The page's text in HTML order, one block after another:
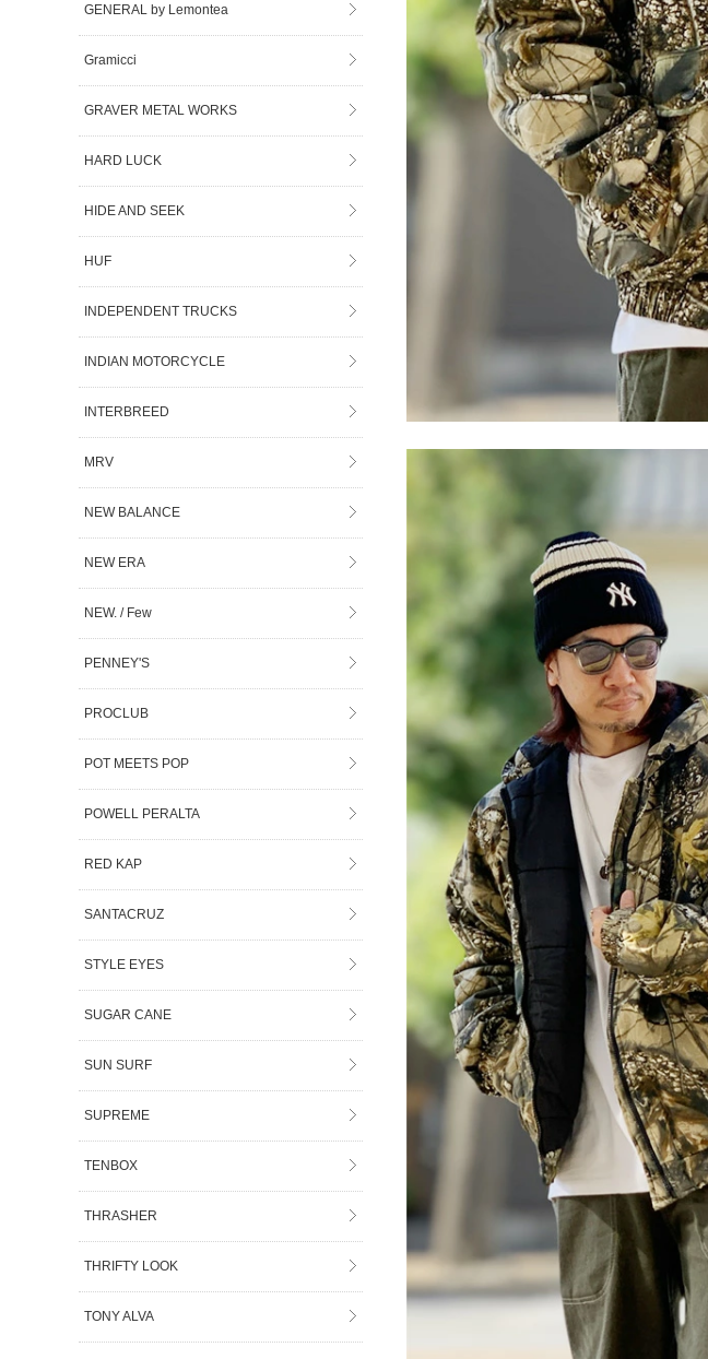
GENERAL by Lemontea
Gramicci
GRAVER METAL WORKS
HARD LUCK
HIDE AND SEEK
HUF
INDEPENDENT TRUCKS
INDIAN MOTORCYCLE
INTERBREED
MRV
NEW BALANCE
NEW ERA
NEW. / Few
PENNEY'S
PROCLUB
POT MEETS POP
POWELL PERALTA
RED KAP
SANTACRUZ
STYLE EYES
SUGAR CANE
SUN SURF
SUPREME
TENBOX
THRASHER
THRIFTY LOOK
TONY ALVA